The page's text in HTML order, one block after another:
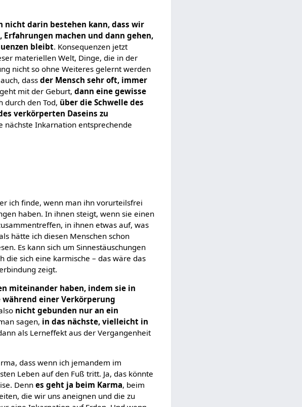
nicht darin bestehen kann, dass wir
machen und dann gehen,
bleibt. Konsequenzen jetzt
materiellen Welt, Dinge, die in der
nicht so ohne Weiteres gelernt werden
dassder Mensch sehr oft, immer
mit der Geburt,dann eine gewisse
durch den Tod, über die Schwelle des
verkörperten Daseins zu
nächste Inkarnation entsprechende
ich finde, wenn man ihn vorurteilsfrei
haben. In ihnen steigt, wenn sie einen
in ihnen etwas auf, was
hätte ich diesen Menschen schon
Es kann sich um Sinnestäuschungen
die sich eine karmische – das wäre das
zeigt.
miteinander haben, indem sie in
einer Verkörperung
nicht gebunden nur an ein
sagen, in das nächste, vielleicht in
als Lerneffekt aus der Vergangenheit
dass wenn ich jemandem im
Leben auf den Fuß tritt. Ja, das könnte
Dennes geht ja beim Karma, beim
die wir uns aneignen und die zu